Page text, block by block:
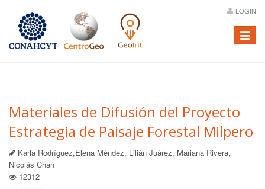
LOGIN
Menú
Materiales de Difusión del Proyecto
Estrategia de Paisaje Forestal Milpero
Karla Rodríguez,Elena Méndez, Lilián Juárez, Mariana Rivera,
Nicolás Chan
12312